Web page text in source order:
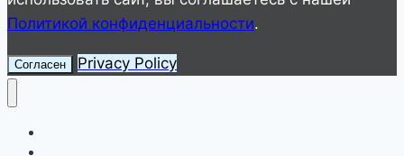
Пхукете
Политикой конфиденциальности.
Согласен Privacy Policy